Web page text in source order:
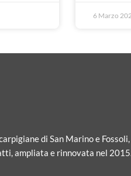
6 Marzo
di San Marino e Fossoli,
ampliata e rinnovata nel